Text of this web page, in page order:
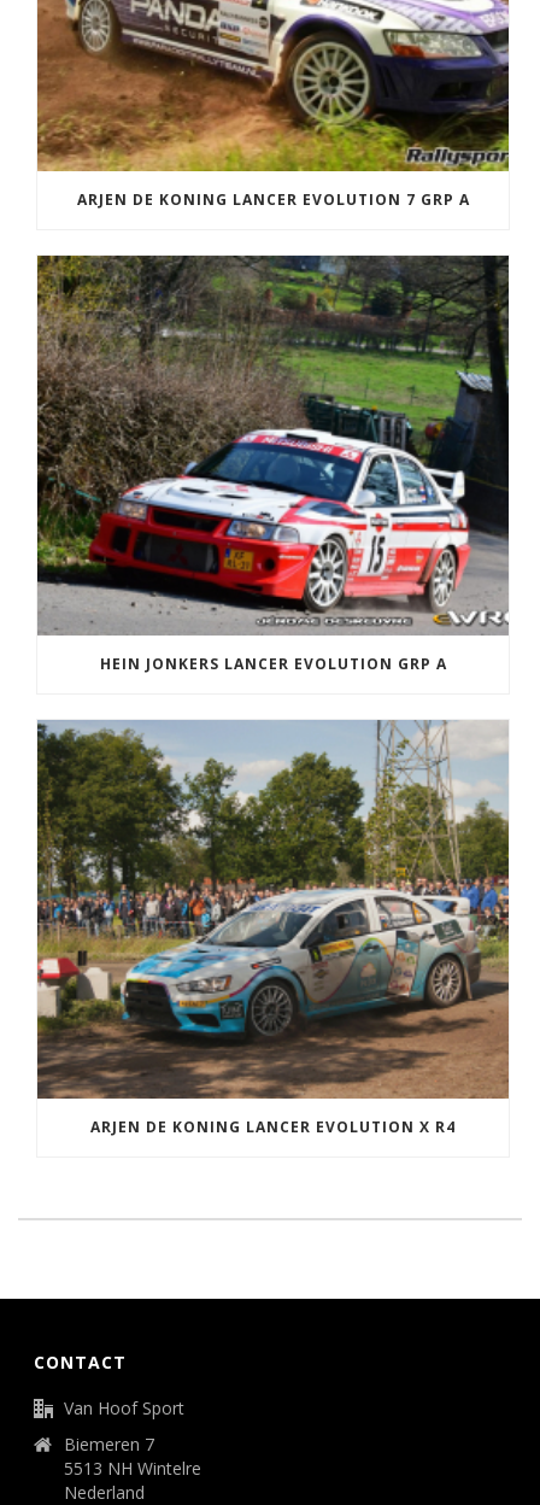
ARJEN DE KONING LANCER EVOLUTION 7 GRP A
HEIN JONKERS LANCER EVOLUTION GRP A
ARJEN DE KONING LANCER EVOLUTION X R4
CONTACT
Van Hoof Sport
Biemeren 7
5513 NH Wintelre
Nederland